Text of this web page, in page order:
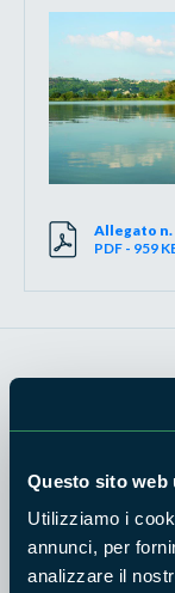
Questo sito web
Utilizziamo i
annunci, per
analizzare il
Allegato n.
PDF - 959
Censimento e
Pubblicazione dati
Monitoraggio